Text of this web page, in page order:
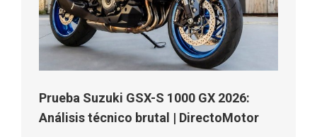
Prueba Suzuki GSX-S 1000 GX 2026:
Análisis técnico brutal | DirectoMotor